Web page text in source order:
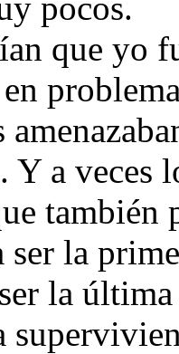
que yo
Y a veces
también
ser la
la